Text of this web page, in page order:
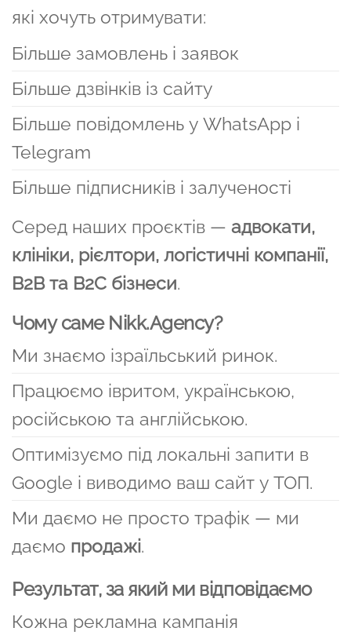
які хочуть отримувати:
Більше замовлень і заявок
Більше дзвінків із сайту
Більше повідомлень у WhatsApp і
Telegram
Більше підписників і залученості
Серед наших проєктів — адвокати,
клініки, рієлтори, логістичні компанії,
B2B та B2C бізнеси.
Чому саме Nikk.Agency?
Ми знаємо ізраїльський ринок.
Працюємо івритом, українською,
російською та англійською.
Оптимізуємо під локальні запити в
Google і виводимо ваш сайт у ТОП.
Ми даємо не просто трафік — ми
даємо продажі.
Результат, за який ми відповідаємо
Кожна рекламна кампанія